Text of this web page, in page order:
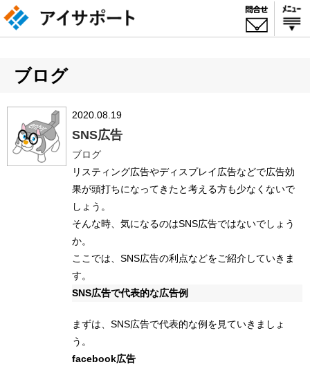
ブログ
2020.08.19
SNS広告
ブログ
リスティング広告やディスプレイ広告などで広告効
果が頭打ちになってきたと考える方も少なくないで
しょう。
そんな時、気になるのはSNS広告ではないでしょう
か。
ここでは、SNS広告の利点などをご紹介していきま
す。
SNS広告で代表的な広告例
まずは、SNS広告で代表的な例を見ていきましょ
う。
facebook広告